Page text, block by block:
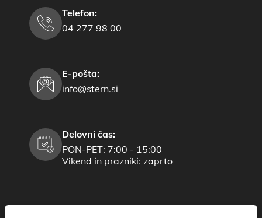
Telefon:
04 277 98 00
E-pošta:
info@stern.si
Delovni čas:
PON-PET: 7:00 - 15:00
Vikend in prazniki: zaprto